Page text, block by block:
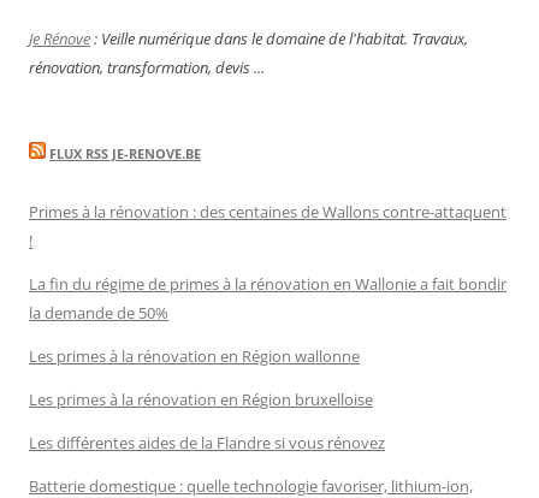
Je Rénove: Veille numérique dans le domaine de l'habitat. Travaux,
rénovation, transformation, devis ...
FLUX RSS JE-RENOVE.BE
Primes à la rénovation : des centaines de Wallons contre-attaquent
!
La fin du régime de primes à la rénovation en Wallonie a fait bondir
la demande de 50%
Les primes à la rénovation en Région wallonne
Les primes à la rénovation en Région bruxelloise
Les différentes aides de la Flandre si vous rénovez
Batterie domestique : quelle technologie favoriser, lithium-ion,